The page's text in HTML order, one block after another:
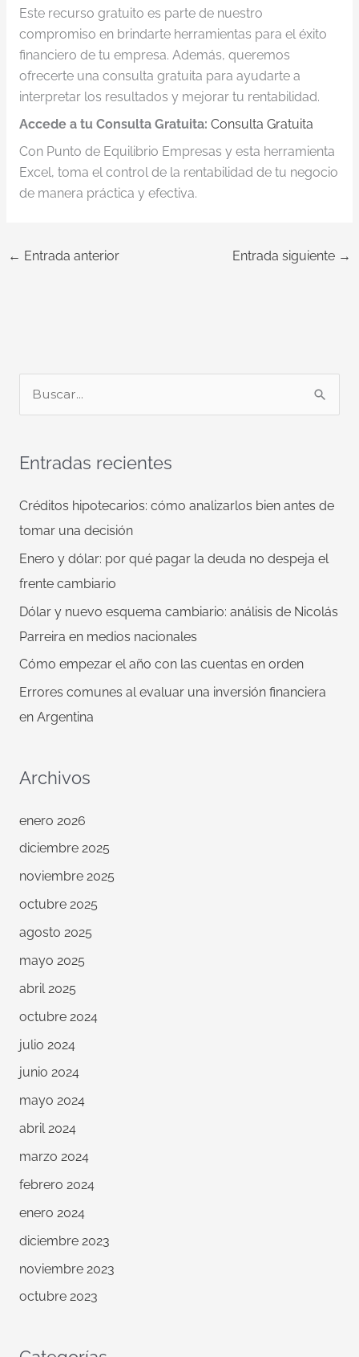
Este recurso gratuito es parte de nuestro
compromiso en brindarte herramientas para el éxito
financiero de tu empresa. Además, queremos
ofrecerte una consulta gratuita para ayudarte a
interpretar los resultados y mejorar tu rentabilidad.
Accede a tu Consulta Gratuita: Consulta Gratuita
Con Punto de Equilibrio Empresas y esta herramienta
Excel, toma el control de la rentabilidad de tu negocio
de manera práctica y efectiva.
← Entrada anterior Entrada siguiente →
c
a
r
Entradas recientes
Créditos hipotecarios: cómo analizarlos bien antes de
tomar una decisión
Enero y dólar: por qué pagar la deuda no despeja el
frente cambiario
Dólar y nuevo esquema cambiario: análisis de Nicolás
Parreira en medios nacionales
Cómo empezar el año con las cuentas en orden
Errores comunes al evaluar una inversión financiera
en Argentina
Archivos
enero 2026
diciembre 2025
noviembre 2025
octubre 2025
agosto 2025
mayo 2025
abril 2025
octubre 2024
julio 2024
junio 2024
mayo 2024
abril 2024
marzo 2024
febrero 2024
enero 2024
diciembre 2023
noviembre 2023
octubre 2023